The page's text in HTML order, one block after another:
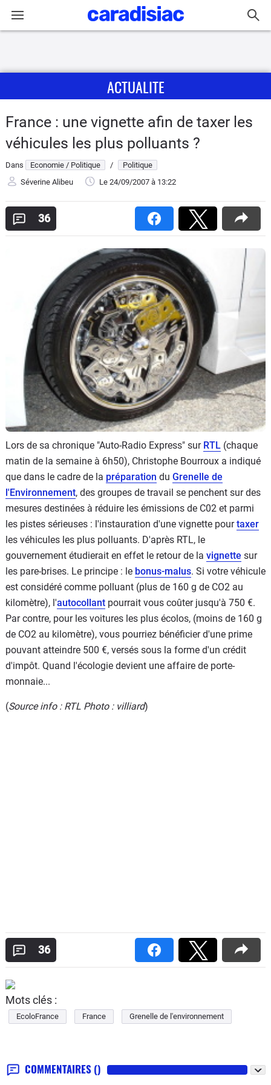
Actu
Essais
Guide
Electriques
Services
Forum
Moto
Marques
ACTUALITE
France : une vignette afin de taxer les
véhicules les plus polluants ?
Dans Economie / Politique /
Politique
Séverine Alibeu
Le 24/09/2007 à 13:22
36
Lors de sa chronique "Auto-Radio Express" sur RTL (chaque
matin de la semaine à 6h50), Christophe Bourroux a indiqué
que dans le cadre de la préparation du Grenelle de
l'Environnement, des groupes de travail se penchent sur des
mesures destinées à réduire les émissions de C02 et parmi
les pistes sérieuses : l'instauration d'une vignette pourtaxer
les véhicules les plus polluants. D'après RTL, le
gouvernement étudierait en effet le retour de la vignette sur
les pare-brises. Le principe : le bonus-malus. Si votre véhicule
est considéré comme polluant (plus de 160 g de CO2 au
kilomètre), l'autocollant pourrait vous coûter jusqu'à 750 €.
Par contre, pour les voitures les plus écolos, (moins de 160 g
de CO2 au kilomètre), vous pourriez bénéficier d'une prime
pouvant atteindre 500 €, versés sous la forme d'un crédit
d'impôt. Quand l'écologie devient une affaire de porte-
monnaie...
(Source info : RTL Photo : villiard)
36
Mots clés :
EcoloFrance France Grenelle de l'environnement
COMMENTAIRES ()